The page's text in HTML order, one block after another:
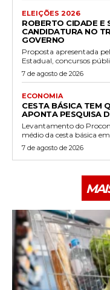
ELEIÇÕES 2026
ROBERTO CIDADE E
CANDIDATURA NO
GOVERNO
Proposta apresentada
Estadual, concursos
7 de agosto de 2026
ECONOMIA
CESTA BÁSICA TEM
APONTA PESQUISA
Levantamento do
médio da cesta básica
7 de agosto de 2026